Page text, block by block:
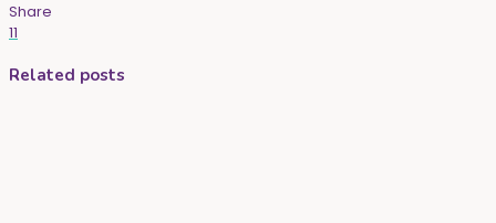
Share
11
Related posts